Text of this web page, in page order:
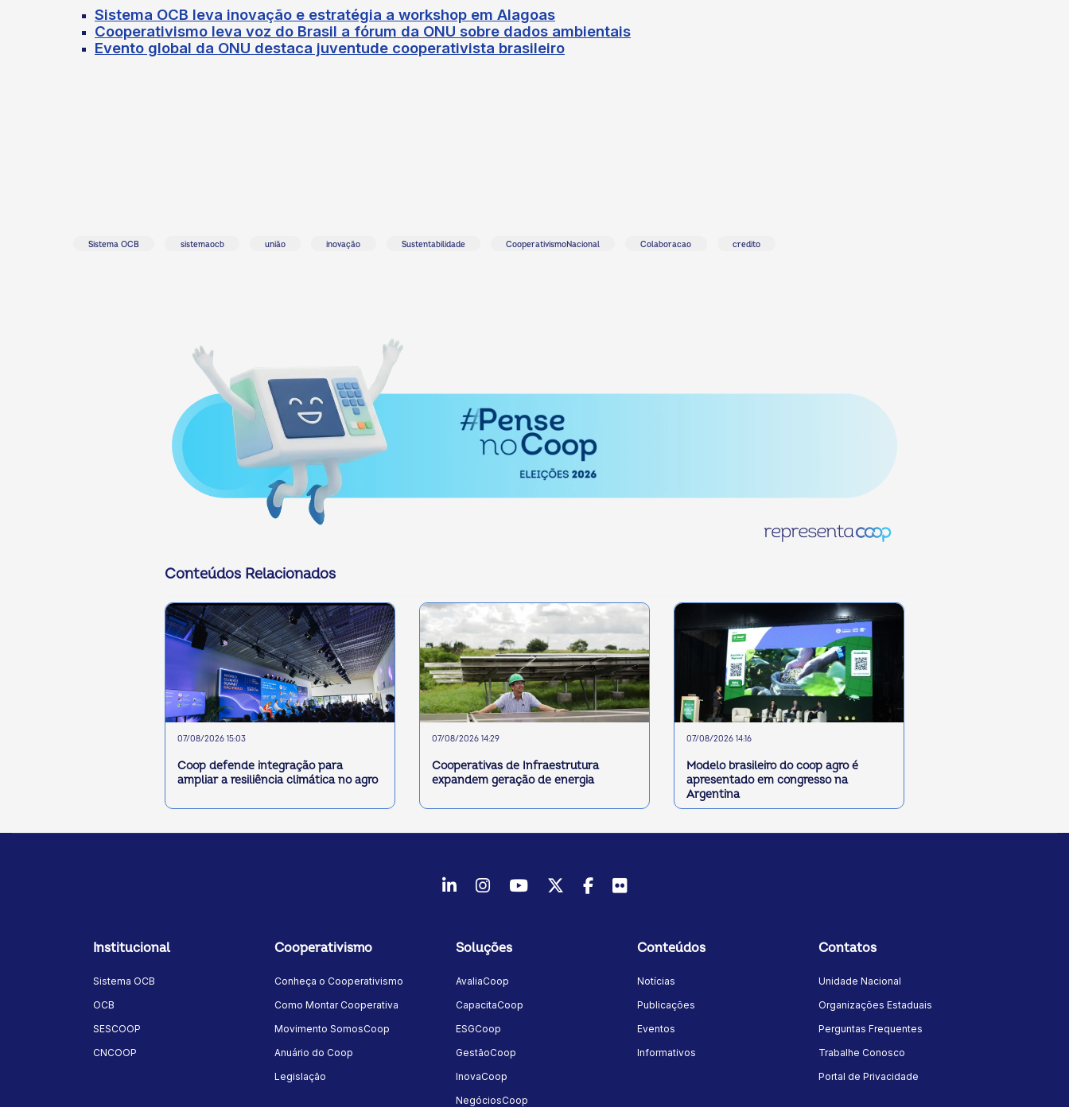
Sistema OCB leva inovação e estratégia a workshop em Alagoas
Cooperativismo leva voz do Brasil a fórum da ONU sobre dados ambientais
Evento global da ONU destaca juventude cooperativista brasileiro
Sistema OCB sistemaocb união inovação Sustentabilidade CooperativismoNacional Colaboracao credito
Conteúdos Relacionados
07/08/2026 15:03
Coop defende integração para
ampliar a resiliência climática no agro
07/08/2026 14:29
Cooperativas de Infraestrutura
expandem geração de energia
07/08/2026 14:16
Modelo brasileiro do coop agro é
apresentado em congresso na
Argentina
LinkedInInstagram
YoutubeTwitter/X
Facebook
Flickr
Institucional
Sistema OCB
OCB
SESCOOP
CNCOOP
Cooperativismo
Conheça o Cooperativismo
Como Montar Cooperativa
Movimento SomosCoop
Anuário do Coop
Legislação
Soluções
AvaliaCoop
CapacitaCoop
ESGCoop
GestãoCoop
InovaCoop
NegóciosCoop
Conteúdos
Notícias
Publicações
Eventos
Informativos
Contatos
Unidade Nacional
Organizações Estaduais
Perguntas Frequentes
Trabalhe Conosco
Portal de Privacidade